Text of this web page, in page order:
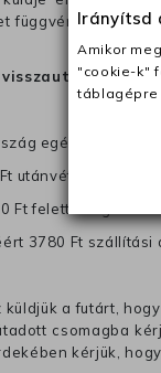
függvényében.
egész
utánvéttel)
Ft feletti
3780 Ft szállítási
a futárt,
csomagba
kérjük,
Irányítsd
Amikor
"cookie-k"
táblagépre